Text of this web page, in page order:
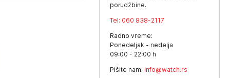
porudžbine.
Tel: 060 838-2117
Radno vreme:
Ponedeljak - nedelja
09:00 - 22:00 h
Pišite nam: info@watch.rs